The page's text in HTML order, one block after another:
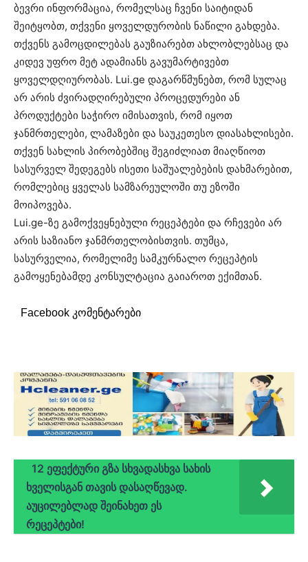
ბევრი ინფორმაცია, რომელსაც ჩვენი საიტიდან
შეიტყობთ, თქვენი ყოველდურობის ნაწილი გახდება.
თქვენს გამოცდილებას გაუზიარებთ ახლობლებსაც და
კიდევ უფრო მეტ ადამიანს გავუმარტივებთ
ყოველდღიურობას. Lui.ge დაგარწმუნებთ, რომ სულაც
არ არის ძვირადღირებული პროცედურები ან
პროდუქტები საჭირო იმისათვის, რომ იყოთ
ჯანმრთელები, ლამაზები და საუკეთესო დიასახლისები.
თქვენ სახლის პირობებშიც შეგიძლიათ მიაღწიოთ
სასურველ შედეგებს ისეთი საშუალებების დახმარებით,
რომლებიც ყველას სამზარეულოში თუ ეზოში
მოიპოვება.
Lui.ge-ზე გამოქვეყნებული რეცეპტები და რჩევები არ
არის საზიანო ჯანმრთელობისთვის. თუმცა,
სასურველია, რომელიმე სამკურნალო რეცეპტის
გამოყენებამდე კონსულტაცია გაიაროთ ექიმთან.
Facebook კომენტარები
12 ეფექტური გზა სხვადასხვა სახის
ხველისგან თავის დასაღწევად.
აუცილებლად შეინახეთ ეს
რეცეპტები!